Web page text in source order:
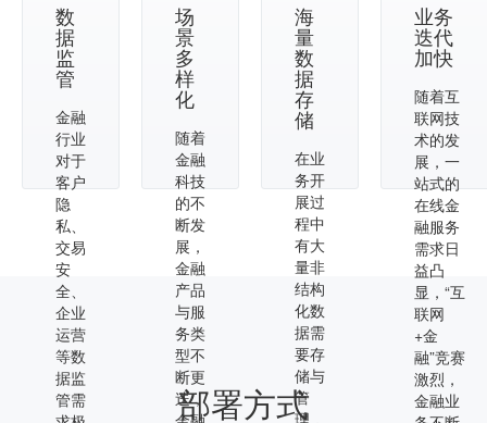
数
据
监
管
金融
行业
对于
客户
隐
私、
交易
安
全、
企业
运营
等数
据监
管需
场
景
多
样
化
随着
金融
科技
的不
断发
展，
金融
产品
与服
务类
型不
断更
迭，
海
量
数
据
存
储
在业
务开
展过
程中
有大
量非
结构
化数
据需
要存
储与
管
理，
业务
迭代
加快
随着互
联网技
术的发
展，一
站式的
在线金
融服务
需求日
益凸
显，“互
联网
+金
融”竞赛
激烈，
金融业
部署方式